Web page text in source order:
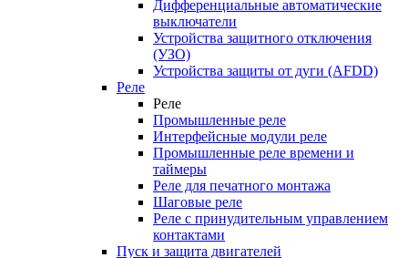
Дифференциальные автоматические
выключатели
Устройства защитного отключения
(УЗО)
Устройства защиты от дуги (AFDD)
Реле
Реле
Промышленные реле
Интерфейсные модули реле
Промышленные реле времени и
таймеры
Реле для печатного монтажа
Шаговые реле
Реле с принудительным управлением
контактами
Пуск и защита двигателей